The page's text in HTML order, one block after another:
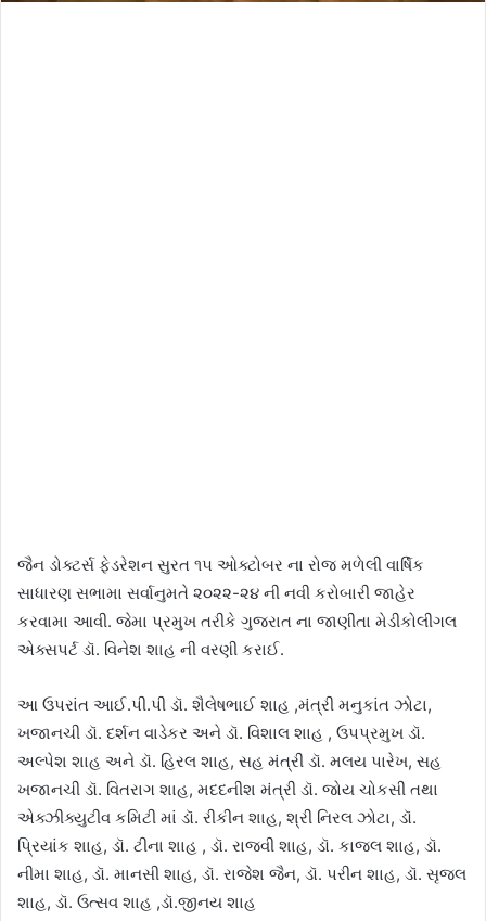
જૈન ડોક્ટર્સ ફેડરેશન સુરત ૧૫ ઓક્ટોબર ના રોજ મળેલી વાર્ષિક
સાધારણ સભામા સર્વાનુમતે ૨૦૨૨-૨૪ ની નવી કરોબારી જાહેર
કરવામા આવી. જેમા પ્રમુખ તરીકે ગુજરાત ના જાણીતા મેડીકોલીગલ
એક્સપર્ટ ડૉ. વિનેશ શાહ ની વરણી કરાઈ.
આ ઉપરાંત આઈ.પી.પી ડૉ. શૈલેષભાઈ શાહ ,મંત્રી મનુકાંત ઝોટા,
ખજાનચી ડૉ. દર્શન વાડેકર અને ડૉ. વિશાલ શાહ , ઉપપ્રમુખ ડૉ.
અલ્પેશ શાહ અને ડૉ. હિરલ શાહ, સહ મંત્રી ડૉ. મલય પારેખ, સહ
ખજાનચી ડૉ. વિતરાગ શાહ, મદદનીશ મંત્રી ડૉ. જોય ચોકસી તથા
એક્ઝીક્યુટીવ કમિટી માં ડૉ. રીકીન શાહ, શ્રી નિરલ ઝોટા, ડૉ.
પ્રિયાંક શાહ, ડૉ. ટીના શાહ , ડૉ. રાજવી શાહ, ડૉ. કાજલ શાહ, ડૉ.
નીમા શાહ, ડૉ. માનસી શાહ, ડૉ. રાજેશ જૈન, ડૉ. પરીન શાહ, ડૉ. સૃજલ
શાહ, ડૉ. ઉત્સવ શાહ ,ડૉ.જીનય શાહ